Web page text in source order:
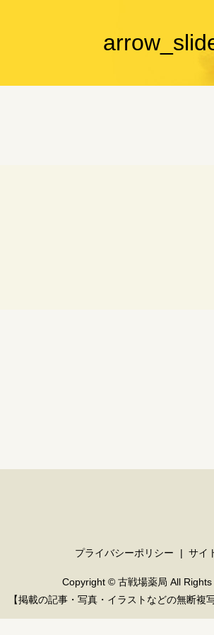
プライバシーポリシー サイ
Copyright © 古戦場薬局 All
【掲載の記事・写真・イラストなどの無断複